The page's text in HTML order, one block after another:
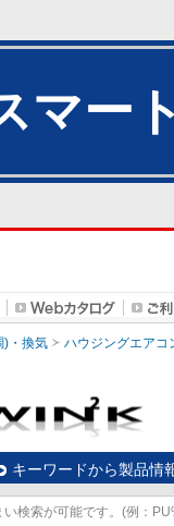
マー
)・換気 ハウジングエアコ
キーワードから製品情